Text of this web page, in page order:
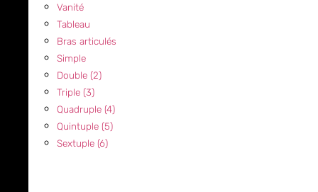
Vanité
Tableau
Bras articulés
Simple
Double (2)
Triple (3)
Quadruple (4)
Quintuple (5)
Sextuple (6)